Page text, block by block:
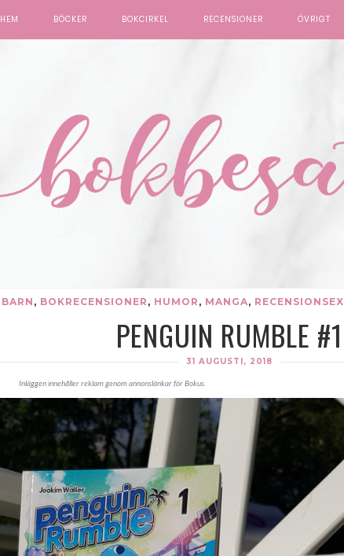
HEM BÖCKER BOKCIRKEL RECENSIONER ÖVRIGT
BARN , BOKRECENSIONER , HUMOR , MANGA, RECENSIONSEX
PENGUIN RUMBLE #1
31 AUGUSTI, 2018
Inläggen innehåller reklam genom annonslänkar för Bokus.